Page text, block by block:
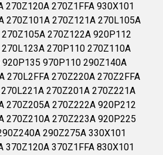
270Z120A 270Z1FFA 930X101
270Z101A 270Z121A 270L105A
270Z122A 920P112
270P110 270Z110A
970P110 290Z140A
270L2FFA 270Z220A 270Z2FFA
270Z201A 270Z221A
270Z205A 270Z222A 920P212
270Z210A 270Z223A 920P225
290Z275A 330X101
370Z120A 370Z1FFA 830X101